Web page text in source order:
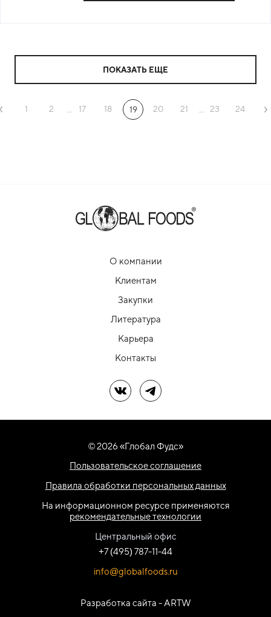
ПОКАЗАТЬ ЕЩЕ
1 2 ... 17 18 19 20 21 ... 23 24
О компании
Клиентам
Закупки
Литература
Карьера
Контакты
Мы в ВКМы в Telegram
© 2026 «Глобал Фудс»
Пользовательское соглашение
Правила обработки персональных данных
На информационном ресурсе применяются
рекомендательные технологии
Центральный офис
+7 (495) 787-11-44
info@globalfoods.ru
Разработка сайта -ARTW